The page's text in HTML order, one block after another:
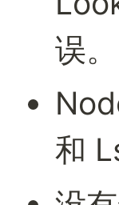
误。
和